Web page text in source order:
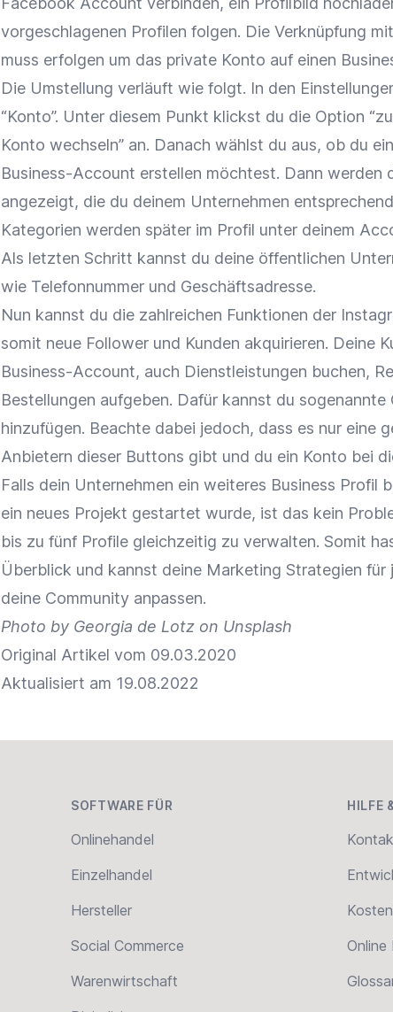
vorgeschlagenen Profilen folgen. Die Verknüpfung
muss erfolgen um das private Konto auf einen
Die Umstellung verläuft wie folgt. In den
“Konto”. Unter diesem Punkt klickst du die Option
Konto wechseln” an. Danach wählst du aus, ob du
Business-Account erstellen möchtest. Dann werden
angezeigt, die du deinem Unternehmen
Kategorien werden später im Profil unter deinem
Als letzten Schritt kannst du deine öffentlichen
wie Telefonnummer und Geschäftsadresse.
Nun kannst du die zahlreichen Funktionen der
somit neue Follower und Kunden akquirieren. Deine
Business-Account, auch Dienstleistungen buchen,
Bestellungen aufgeben. Dafür kannst du
hinzufügen. Beachte dabei jedoch, dass es nur eine
Anbietern dieser Buttons gibt und du ein Konto bei
Falls dein Unternehmen ein weiteres Business Profil
ein neues Projekt gestartet wurde, ist das kein
bis zu fünf Profile gleichzeitig zu verwalten. Somit
Überblick und kannst deine Marketing Strategien für
deine Community anpassen.
Photo by Georgia de Lotz on Unsplash
Original Artikel vom 09.03.2020
Aktualisiert am 19.08.2022
SOFTWARE FÜR
Onlinehandel
Einzelhandel
Hersteller
Social Commerce
Warenwirtschaft
HILFE
Online